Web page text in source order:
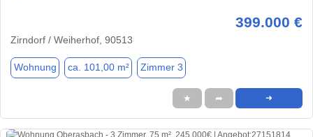
399.000 €
Zirndorf / Weiherhof, 90513
Wohnung ca. 101,00 m² Zimmer 3
★ ➦ ➜